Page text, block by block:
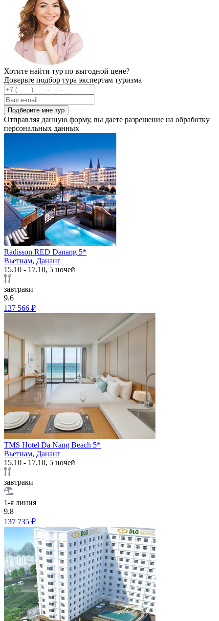
Хотите найти тур по выгодной цене?
Доверьте подбор тура экспертам туризма
Подберите мне тур
Отправляя данную форму, вы даете разрешение на обработку
персональных данных
Radisson RED Danang 5*
Вьетнам, Дананг
15.10 - 17.10, 5 ночей
завтраки
9.6
137 566 ₽
TMS Hotel Da Nang Beach 5*
Вьетнам, Дананг
15.10 - 17.10, 5 ночей
завтраки
1-я линия
9.8
137 735 ₽